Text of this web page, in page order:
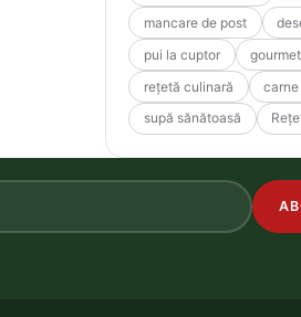
mancare de post
pui la cuptor
gourmet
rețetă culinară
supă sănătoasă